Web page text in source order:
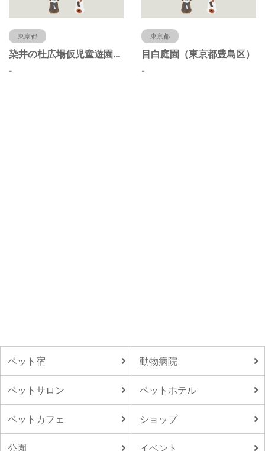
東京都
染井の杜広場仮児童遊園（東京都豊島区）
-
東京都
目白庭園（東京都豊島区）
-
ペット宿 動物病院
ペットサロン ペットホテル
ペットカフェ ショップ
公園 イベント